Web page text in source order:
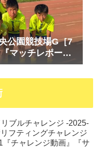
公園競技場G［7
マッチレポー
リブルチャレンジ -2025-
フティングチャレンジ
『チャレンジ動画』『サ